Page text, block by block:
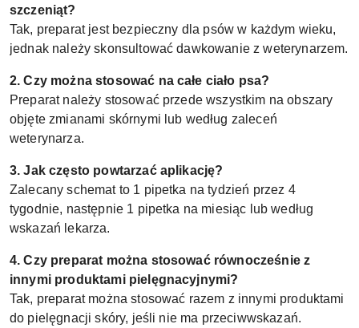
szczeniąt?
Tak, preparat jest bezpieczny dla psów w każdym wieku,
jednak należy skonsultować dawkowanie z weterynarzem.
2. Czy można stosować na całe ciało psa?
Preparat należy stosować przede wszystkim na obszary
objęte zmianami skórnymi lub według zaleceń
weterynarza.
3. Jak często powtarzać aplikację?
Zalecany schemat to 1 pipetka na tydzień przez 4
tygodnie, następnie 1 pipetka na miesiąc lub według
wskazań lekarza.
4. Czy preparat można stosować równocześnie z
innymi produktami pielęgnacyjnymi?
Tak, preparat można stosować razem z innymi produktami
do pielęgnacji skóry, jeśli nie ma przeciwwskazań.